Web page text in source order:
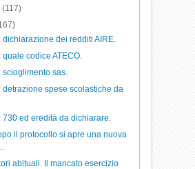
(117)
dichiarazione dei redditi AIRE.
quale codice ATECO.
scioglimento sas.
detrazione spese scolastiche da
730 ed eredità da dichiarare.
il protocollo si apre una nuova
abituali. Il mancato esercizio